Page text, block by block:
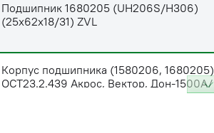
Подшипник 1680205 (UH206S/H306)
(25х62х18/31) ZVL
Корпус подшипника (1580206, 1680205)
ОСТ23.2.439 Акрос, Вектор, Дон-1500А/